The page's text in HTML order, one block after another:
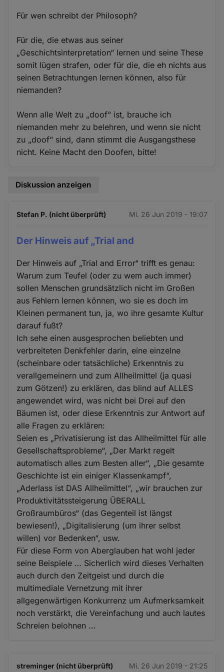
Für wen schreibt der Philosoph?
Für die, die etwas aus seiner
„Geschichtsinterpretation“ lernen und seine These
somit lügen strafen, oder für die, die eh nichts aus
seinen Betrachtungen lernen können, also für
niemanden?
Wenn alle Welt zu „doof“ ist, brauche ich
niemanden mehr zu belehren, und wenn sie nicht
zu „doof“ sind, dann stimmt die Ausgangsthese
nicht. Keine Macht den Doofen, bitte!
Diskussion anzeigen
Stefan P. (nicht überprüft) Mi. 26 Jun 2019 - 19:07
Der Hinweis auf „Trial and
Der Hinweis auf „Trial and Error“ trifft es genau:
Warum zum Teufel (oder zu wem auch immer)
sollen Menschen grundsätzlich nicht im Großen
aus Fehlern lernen können, wo sie es doch im
Kleinen permanent tun, ja, wo ihre gesamte Kultur
darauf fußt?
Ich sehe einen ausgesprochen beliebten und
verbreiteten Denkfehler darin, eine einzelne
(scheinbare oder tatsächliche) Erkenntnis zu
verallgemeinern und zum Allheilmittel (ja quasi
zum Götzen!) zu erklären, das blind auf ALLES
angewendet wird, was nicht bei Drei auf den
Bäumen ist, oder diese Erkenntnis zur Antwort auf
alle Fragen zu erklären:
Seien es „Privatisierung ist das Allheilmittel für alle
Gesellschaftsprobleme“, „Der Markt regelt
automatisch alles zum Besten aller“, „Die gesamte
Geschichte ist ein einiger Klassenkampf“,
„Aderlass ist DAS Allheilmittel“, „wir brauchen zur
Produktivitätssteigerung ÜBERALL
Großraumbüros“ (das Gegenteil ist längst
bewiesen!), „Digitalisierung (um ihrer selbst
willen) vor Bedenken“, usw.
Für diese Form von Aberglauben hat wohl jeder
seine Beispiele … Sicherlich wird dieses Verhalten
auch durch den Zeitgeist und durch die
multimediale Vernetzung mit ihrer
allgegenwärtigen Konkurrenz um Aufmerksamkeit
noch verstärkt, die Vereinfachung und auch lautes
Schreien belohnen ...
streminger (nicht überprüft) Mi. 26 Jun 2019 - 21:25